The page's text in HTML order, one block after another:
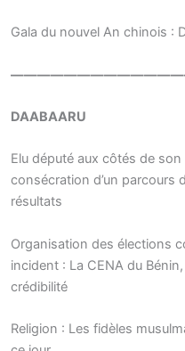
Gala du nouvel An chinois :
DAABAARU
Elu député aux côtés de
consécration d’un parcours
résultats
Organisation des élections
incident : La CENA du
crédibilité
Religion : Les fidèles